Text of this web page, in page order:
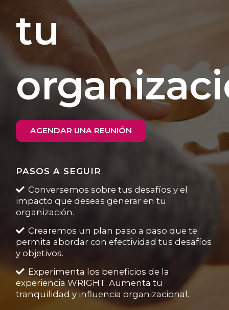
tu
AGENDAR UNA REUNIÓN
PASOS A SEGUIR
Conversemos sobre tus desafíos y el
impacto que deseas generar en tu
organización.
Crearemos un plan paso a paso que te
permita abordar con efectividad tus desafíos
y objetivos.
Experimenta los beneficios de la
experiencia WRIGHT. Aumenta tu
tranquilidad y influencia organizacional.